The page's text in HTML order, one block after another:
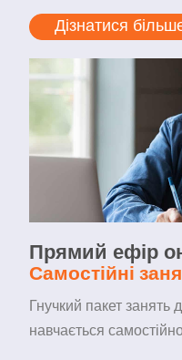
Дізнатися
Прямий ефір
Самостійні
Гнучкий пакет занять
навчається